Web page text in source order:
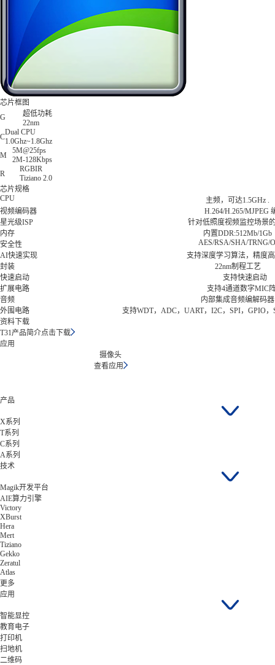
芯片框图
G
超低功耗
22nm
C
Dual CPU
1.0Ghz~1.8Ghz
M
5M@25fps
2M-128Kbps
R
RGBIR
Tiziano 2.0
芯片规格
CPU
主频，可达1.5GHz .
视频编码器
H.264/H.265/MJPEG
星光级ISP
针对低照度视频监控场景
内存
内置DDR:512Mb/1Gb
安全性
AES/RSA/SHA/TRNG/
AI快速实现
支持深度学习算法，精度
封装
22nm制程工艺
快速启动
支持快速启动
扩展电路
支持4通道数字MIC
音频
内部集成音频编解码器
外围电路
支持WDT，ADC，UART，I2C，SPI，GPIO
资料下载
T31产品简介点击下载
应用
摄像头
查看应用
产品
X系列
T系列
C系列
A系列
技术
Magik开发平台
AIE算力引擎
Victory
XBurst
Hera
Mert
Tiziano
Gekko
Zeratul
Atlas
更多
应用
智能显控
教育电子
打印机
扫地机
二维码